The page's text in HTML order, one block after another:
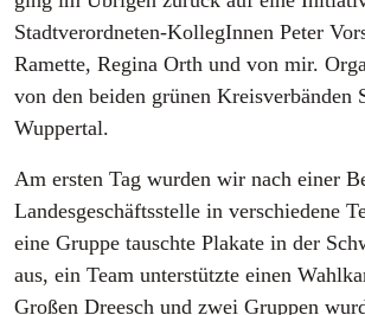
Stadtverordneten-KollegInnen Peter
Ramette, Regina Orth und von mir.
von den beiden grünen Kreisverbänden
Wuppertal.
Am ersten Tag wurden wir nach einer
Landesgeschäftsstelle in verschiedene
eine Gruppe tauschte Plakate in der
aus, ein Team unterstützte einen
Großen Dreesch und zwei Gruppen